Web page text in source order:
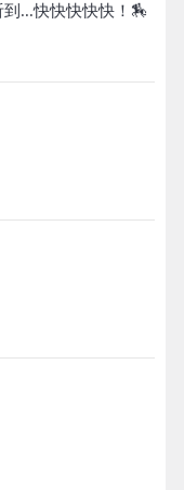
...快快快快快！🏇